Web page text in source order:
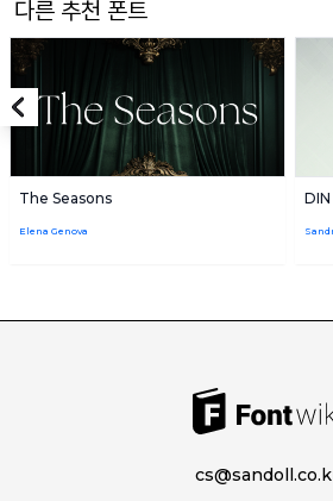
다른 추천 폰트
The Seasons
Elena Genova